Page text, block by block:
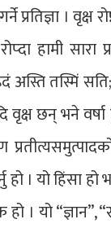
प्रतिज्ञा ।
हामी
अस्ति तस्मिं
वृक्ष छन् भने
हो । यो हिंसा हो
हो । यो